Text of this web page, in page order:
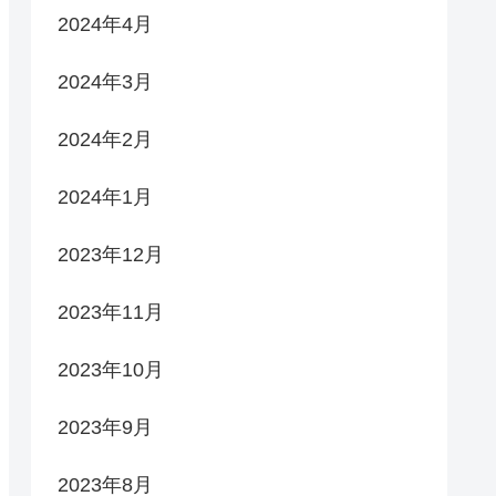
2024年4月
2024年3月
2024年2月
2024年1月
2023年12月
2023年11月
2023年10月
2023年9月
2023年8月